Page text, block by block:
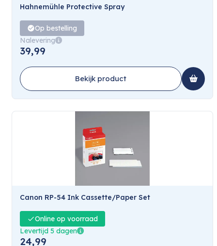
Hahnemühle Protective Spray
Op bestelling
Nalevering
39,99
Bekijk product
Canon RP-54 Ink Cassette/Paper Set
Online op voorraad
Levertijd 5 dagen
24,99